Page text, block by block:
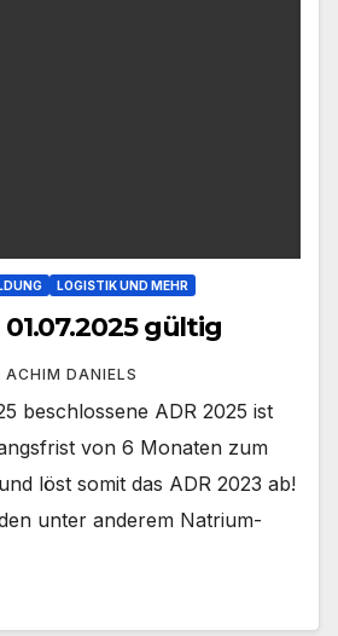
LOGISTIK UND MEHR
gültig
ACHIM DANIELS
beschlossene ADR 2025 ist
von 6 Monaten zum
löst somit das ADR 2023 ab!
unter anderem Natrium-